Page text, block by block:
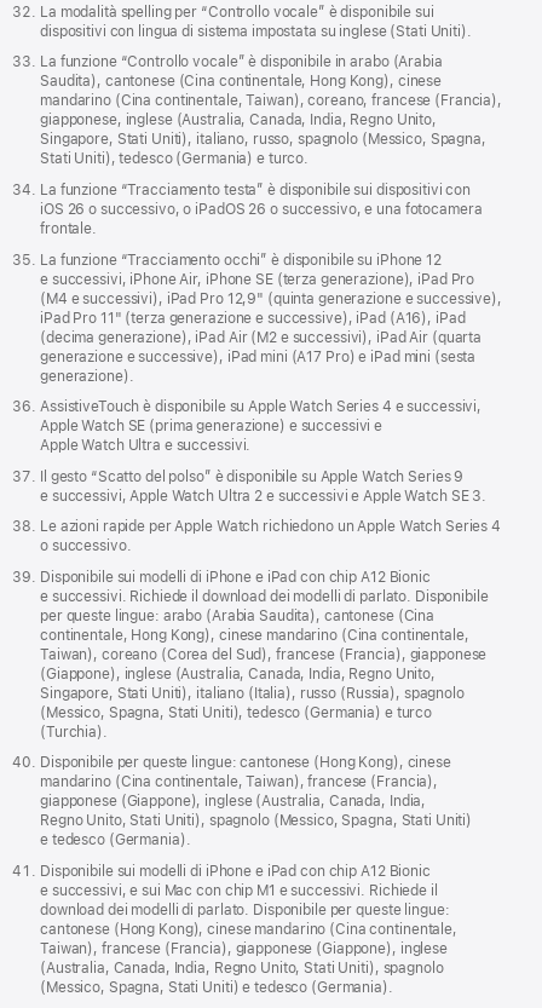
La modalità spelling per “Controllo vocale” è disponibile sui
dispositivi con lingua di sistema impostata su inglese (Stati Uniti).
La funzione “Controllo vocale” è disponibile in arabo (Arabia
Saudita), cantonese (Cina continentale, Hong Kong), cinese
mandarino (Cina continentale, Taiwan), coreano, francese (Francia),
giapponese, inglese (Australia, Canada, India, Regno Unito,
Singapore, Stati Uniti), italiano, russo, spagnolo (Messico, Spagna,
Stati Uniti), tedesco (Germania) e turco.
La funzione “Tracciamento testa” è disponibile sui dispositivi con
iOS 26 o successivo, o iPadOS 26 o successivo, e una foto­camera
frontale.
La funzione “Tracciamento occhi” è disponibile su iPhone 12
e successivi, iPhone Air, iPhone SE (terza generazione), iPad Pro
(M4 e successivi), iPad Pro 12,9" (quinta generazione e successive),
iPad Pro 11" (terza generazione e successive), iPad (A16), iPad
(decima generazione), iPad Air (M2 e successivi), iPad Air (quarta
generazione e successive), iPad mini (A17 Pro) e iPad mini (sesta
generazione).
AssistiveTouch è disponibile su Apple Watch Series 4 e successivi,
Apple Watch SE (prima generazione) e successivi e
Apple Watch Ultra e successivi.
Il gesto “Scatto del polso” è disponibile su Apple Watch Series 9
e successivi, Apple Watch Ultra 2 e successivi e Apple Watch SE 3.
Le azioni rapide per Apple Watch richiedono un Apple Watch Series 4
o successivo.
Disponibile sui modelli di iPhone e iPad con chip A12 Bionic
e successivi. Richiede il download dei modelli di parlato. Disponibile
per queste lingue: arabo (Arabia Saudita), cantonese (Cina
continentale, Hong Kong), cinese mandarino (Cina continentale,
Taiwan), coreano (Corea del Sud), francese (Francia), giapponese
(Giappone), inglese (Australia, Canada, India, Regno Unito,
Singapore, Stati Uniti), italiano (Italia), russo (Russia), spagnolo
(Messico, Spagna, Stati Uniti), tedesco (Germania) e turco
(Turchia).
Disponibile per queste lingue: cantonese (Hong Kong), cinese
mandarino (Cina continentale, Taiwan), francese (Francia),
giapponese (Giappone), inglese (Australia, Canada, India,
Regno Unito, Stati Uniti), spagnolo (Messico, Spagna, Stati Uniti)
e tedesco (Germania).
Disponibile sui modelli di iPhone e iPad con chip A12 Bionic
e successivi, e sui Mac con chip M1 e successivi. Richiede il
download dei modelli di parlato. Disponibile per queste lingue:
cantonese (Hong Kong), cinese mandarino (Cina continentale,
Taiwan), francese (Francia), giapponese (Giappone), inglese
(Australia, Canada, India, Regno Unito, Stati Uniti), spagnolo
(Messico, Spagna, Stati Uniti) e tedesco (Germania).